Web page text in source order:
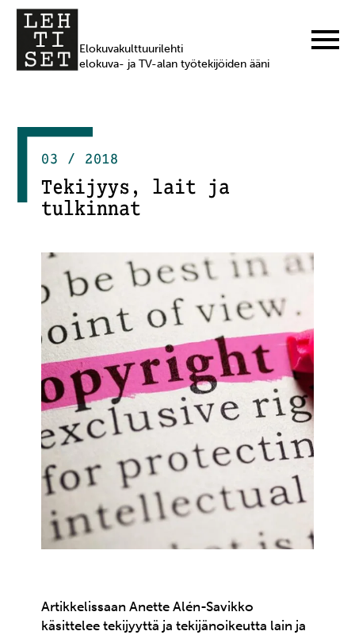
Elokuvakulttuurilehti
elokuva- ja TV-alan työtekijöiden ääni
03 / 2018
Tekijyys, lait ja
tulkinnat
Artikkelissaan Anette Alén-Savikko
käsittelee tekijyyttä ja tekijänoikeutta lain ja